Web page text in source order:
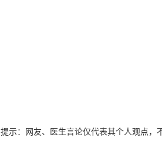
提示：网友、医生言论仅代表其个人观点